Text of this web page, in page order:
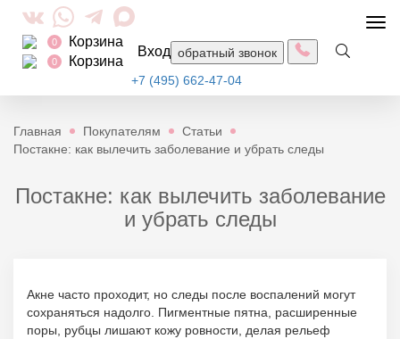
0 Корзина
0 Корзина
Вход обратный звонок
+7 (495) 662-47-04
Главная Покупателям
Статьи
Постакне: как вылечить заболевание и убрать следы
Постакне: как вылечить заболевание
и убрать следы
Акне часто проходит, но следы после воспалений могут
сохраняться надолго. Пигментные пятна, расширенные
поры, рубцы лишают кожу ровности, делая рельеф